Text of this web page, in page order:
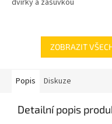
ZOBRAZIT
Popis Diskuze
Detailní popis